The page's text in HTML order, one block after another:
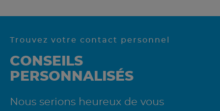
Trouvez votre contact personnel
CONSEILS
PERSONNALISÉS
Nous serions heureux de vous